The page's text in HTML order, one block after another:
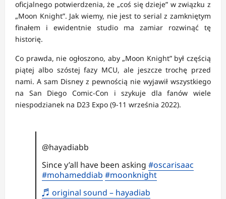
oficjalnego potwierdzenia, że „coś się dzieje” w związku z
„Moon Knight”. Jak wiemy, nie jest to serial z zamkniętym
finałem i ewidentnie studio ma zamiar rozwinąć tę
historię.
Co prawda, nie ogłoszono, aby „Moon Knight” był częścią
piątej albo szóstej fazy MCU, ale jeszcze trochę przed
nami. A sam Disney z pewnością nie wyjawił wszystkiego
na San Diego Comic-Con i szykuje dla fanów wiele
niespodzianek na D23 Expo (9-11 września 2022).
@hayadiabb
Since y’all have been asking #oscarisaac
#mohameddiab #moonknight
♬ original sound – hayadiab